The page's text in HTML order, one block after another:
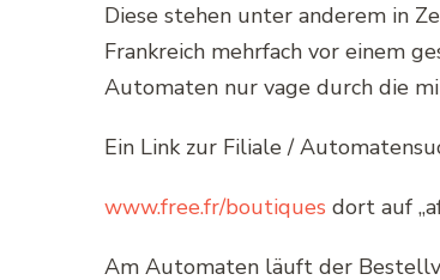
Diese stehen unter anderem in
Frankreich mehrfach vor einem
Automaten nur vage durch die
Ein Link zur Filiale /
www.free.fr/boutiques dort auf
Am Automaten läuft der